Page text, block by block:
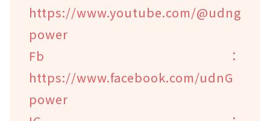
https://www.youtube.com/@udng
power
Fb：
https://www.facebook.com/udnG
power